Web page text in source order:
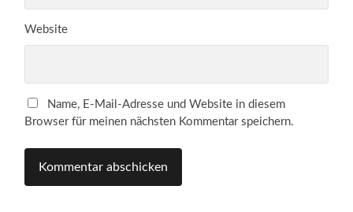
Website
Name, E-Mail-Adresse und Website in diesem
Browser für meinen nächsten Kommentar speichern.